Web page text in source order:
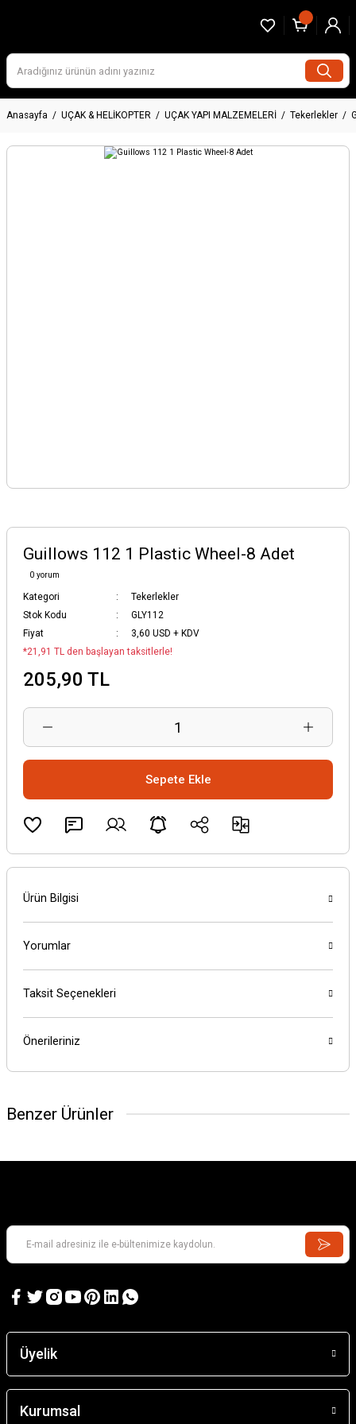
Anasayfa UÇAK & HELİKOPTER UÇAK YAPI MALZEMELERİ Tekerlekler
Guillows 112 1 Plastic Wheel-8 Adet
0 yorum
Kategori
Tekerlekler
Stok Kodu
GLY112
Fiyat
3,60 USD + KDV
*21,91 TL den başlayan taksitlerle!
205,90 TL
Sepete Ekle
Ürün Bilgisi
Yorumlar
Taksit Seçenekleri
Önerileriniz
Benzer Ürünler
Üyelik
Kurumsal